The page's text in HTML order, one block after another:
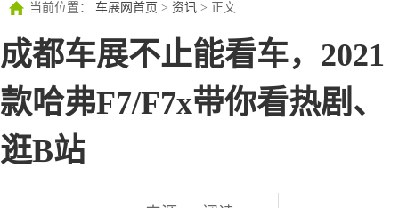
当前位置： 车展网首页 > 资讯 > 正文
成都车展不止能看车，2021
款哈弗F7/F7x带你看热剧、
逛B站